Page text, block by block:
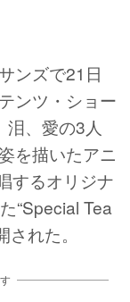
ンズで21日
ンツ・ショー
、愛の3人
を描いたアニ
するオリジナ
“Special Tea
れた。